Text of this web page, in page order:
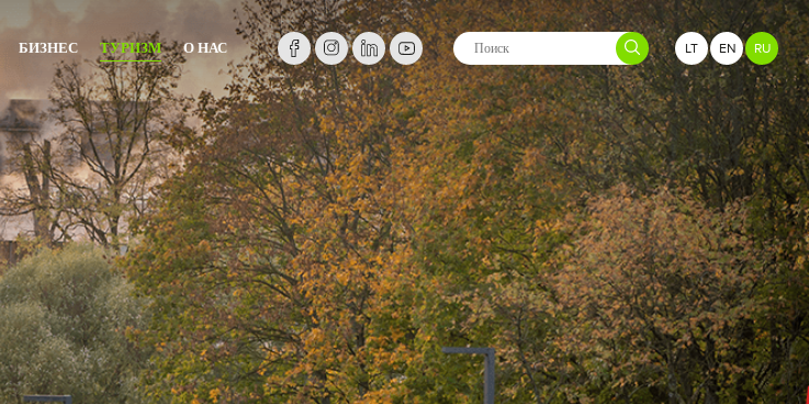
БИЗНЕС ТУРИЗМ О НАС LT EN RU